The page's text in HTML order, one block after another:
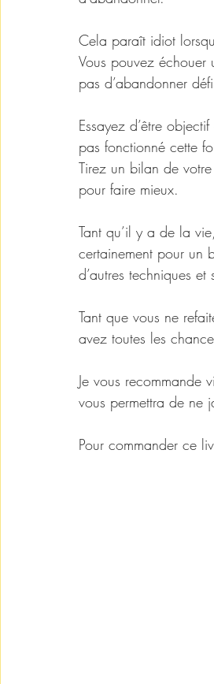
Cela paraît idiot
Vous pouvez
pas d’abandonner
Essayez d’être
pas fonctionné cette
Tirez un bilan de
pour faire mieux.
Tant qu’il y a de la
certainement pour un
d’autres techniques
Tant que vous ne
avez toutes les
Je vous recommande
vous permettra de ne
Pour commander ce